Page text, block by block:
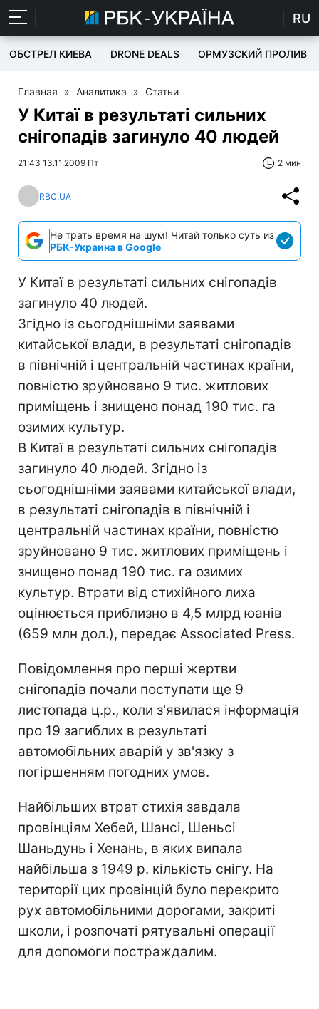
RU
ОБСТРЕЛ КИЕВА DRONE DEALS ОРМУЗСКИЙ ПРОЛИВ
Главная » Аналитика » Статьи
У Китаї в результаті сильних
снігопадів загинуло 40 людей
21:43 13.11.2009 Пт 2 мин
RBC.UA
Не трать время на шум! Читай только суть из
РБК-Украина в Google
У Китаї в результаті сильних снігопадів
загинуло 40 людей.
Згідно із сьогоднішніми заявами
китайської влади, в результаті снігопадів
в північній і центральній частинах країни,
повністю зруйновано 9 тис. житлових
приміщень і знищено понад 190 тис. га
озимих культур.
В Китаї в результаті сильних снігопадів
загинуло 40 людей. Згідно із
сьогоднішніми заявами китайської влади,
в результаті снігопадів в північній і
центральній частинах країни, повністю
зруйновано 9 тис. житлових приміщень і
знищено понад 190 тис. га озимих
культур. Втрати від стихійного лиха
оцінюється приблизно в 4,5 млрд юанів
(659 млн дол.), передає Associated Press.
Повідомлення про перші жертви
снігопадів почали поступати ще 9
листопада ц.р., коли з'явилася інформація
про 19 загиблих в результаті
автомобільних аварій у зв'язку з
погіршенням погодних умов.
Найбільших втрат стихія завдала
провінціям Хебей, Шансі, Шеньсі
Шаньдунь і Хенань, в яких випала
найбільша з 1949 р. кількість снігу. На
території цих провінцій було перекрито
рух автомобільними дорогами, закриті
школи, і розпочаті рятувальні операції
для допомоги постраждалим.